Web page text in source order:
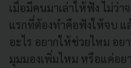
เมื่อมีคนมาเล่าให้ฟัง ไม่ว่
แรกที่ต้องทำคือฟังให้จบ แ
อะไร อยากให้ช่วยไหม อย
มุมมองเพิ่มไหม หรือแค่อย